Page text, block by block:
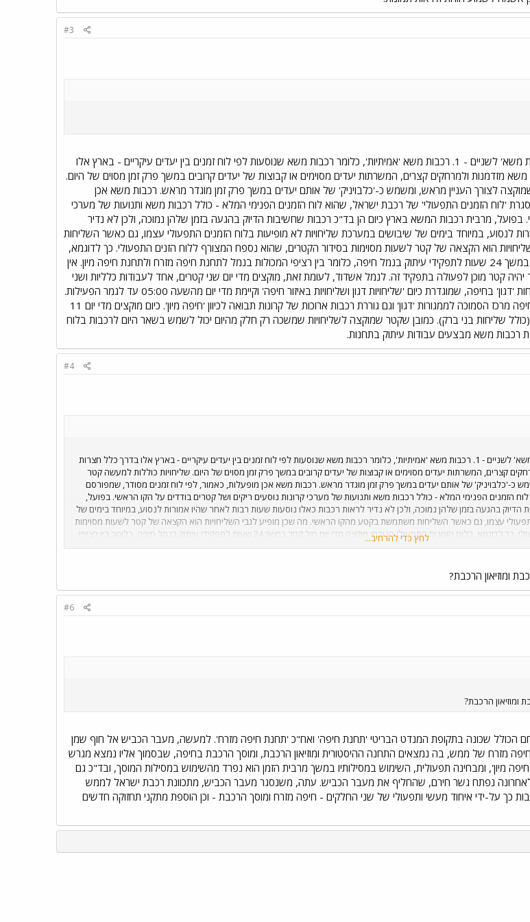
#3
בשביל לענות עלשאלתך, עלי לחלק את המושג 'רכבות משא' לשניים - 1. רכבות משא 'אמיתיות', כלומר רכבות משא שנוסעות לפי לוח זמנים בין יעדים עיקריים - בארץ אלו
- אלו הן רכבות משא מזדמנות ולמרחקים קצרים, המשרתות יעדים מסוימים או קבוצות של יעדים קרובים במשך פרק זמן מסוים של היום.
לצורך העניין מראש, ומשמש כ-'כלבויניק' של אותם יעדים במשך פרק זמן מוגדר מראש. רכבות משא אכן
'לוח הזמנים התפעולי' של רכבת ישראל, שהוא לוח הזמנים הפנימי המלא - כולל רכבות משא ותנועות של מערכי
בפועל, מרבית רכבות המשא בארץ כיום הן בד"כ רכבות שחשיבות הדיוק בהגעה בזמן שלהן נמוכה, ולכן לא נדיר
לנסוע, במיוחד בימים של שיבושים במערכת שליחויות לא מופיעות בלוח הזמנים התפעולי עצמו, גם כאשר השליחות
הוא הקצאה של קטר לשעות מסוימות בסידור הקטרים, שהוא נספח המצורף ללוח הזנים התפעולי. כך לדוגמא,
בלוח הזמנים התפעולי הנוכחי מוקצה מדי יום חול קטר במשך 24 שעות לתפקידי עיתוק בנמל חיפה, כלומר בין רציפי המכולות בנמל לתחנת חיפה מזרח ולתחנת חיפה מיון. אין
קטר מוכן לפעולה בתפקיד זה. לנמל אשדוד, לעומת זאת, מוקצים מדי יום שני קטרים, אחד לעבודות כלליות ושני
לטיפול ברכבות מחצבים. שליחות שונה למדי היא שליחות 'דגון' בחיפה, שמוגדרת כיום 'שליחויות דגון ושליחויות באיזור חיפה' וקיימת מדי יום מהשעה 05:00 עד לגמר הפעילות.
את השליחות הזאת תראו מתרוצצת די הרבה בתחנת חיפה מרכז הסמוכה לממגורות 'דגון' וגם גוררת רכבות ארוכות של קרונות תבואה לכיוון 'חיפה מיון'. כיום מוקצים מדי יום 11
(כולל שליחות בני ברק). כמובן שקטר שמוקצה לשליחויות שמשכה רק חלק מהיום יכול לשמש בשאר היום לרכבות בלוח
רכבות משא מבצעים עבודות עיתוק בתחנות.
#4
בשביל לענות עלשאלתך, עלי לחלק את המושג 'רכבות משא' לשניים - 1. רכבות משא 'אמיתיות', כלומר רכבות משא שנוסעות לפי לוח זמנים בין יעדים עיקריים - בארץ אלו בדרך כלל חצרות
ולמרחקים קצרים, המשרתות יעדים מסוימים או קבוצות של יעדים קרובים במשך פרק זמן מסוים של היום. שליחויות כוללות למעשה קטר
כ-'כלבויניק' של אותם יעדים במשך פרק זמן מוגדר מראש. רכבות משא אכן מופעלות, כאמור, לפי לוח זמנים מסודר, שמפורסם
הזמנים הפנימי המלא - כולל רכבות משא ותנועות של מערכי קרונות נוסעים ריקים ושל קטרים בודדים על הקו הראשי. בפועל,
בהגעה בזמן שלהן נמוכה, ולכן לא נדיר לראות רכבות כאלו נוסעות שעות רבות לאחר שהיו אמורות לנסוע, במיוחד בימים של
עצמו, גם כאשר השליחות משתמשת בקטע מהקו הראשי. מה שכן מופיע לגבי השליחויות הוא הקצאה של קטר לשעות מסוימות
בסידור הקטרים, שהוא נספח המצורף ללוח הזנים התפעולי. כך לדוגמא, בלוח הזמנים התפעולי הנוכחי מוקצה מדי יום חול קטר במשך 24 שעות לתפקידי עיתוק בנמל חיפה, כלומר בין רציפי
זה אומר שתראו את הקטר מתרוצץ כל היום, אולם תמיד יהיה קטר מוכן לפעולה בתפקיד זה. לנמל אשדוד, לעומת זאת, מוקצים מדי
שליחות שונה למדי היא שליחות 'דגון' בחיפה, שמוגדרת כיום 'שליחויות דגון ושליחויות באיזור חיפה' וקיימת מדי יום מהשעה
די הרבה בתחנת חיפה מרכז הסמוכה לממגורות 'דגון' וגם גוררת רכבות ארוכות של קרונות תבואה לכיוון 'חיפה מיון'. כיום מוקצים
באיזור הדרום (כולל שליחות בני ברק). כמובן שקטר שמוקצה לשליחויות שמשכה רק חלק מהיום יכול לשמש בשאר היום לרכבות בלוח
משא מבצעים עבודות עיתוק בתחנות.
לחץ כדי להרחיב...
ומוזיאון הרכבת?
#6
הרכבת?
הכולל שכונה בתקופת המנדט הבריטי 'תחנת חיפה' ואח"כ 'תחנת חיפה מזרח'. למעשה, מעבר הכביש אל חוף שמן
מזרח של ממש, בה נמצאים התחנה ההיסטורית ומוזיאון הרכבת, ומוסך הרכבת בחיפה, שבסמוך אליו נמצא מגרש
מיון', ומבחינה תפעולית, השימוש במסילותיו במשך מרבית הזמן הוא נפרד מהשימוש במסילות המוסך, ובד"כ גם
נפתח גשר חירם, שהחליף את מעבר הכביש. עתה, משנסגר מעבר הכביש, מתכוונת רכבת ישראל לממש
כך על-ידי איחוד מעשי ותפעולי של שני החלקים - חיפה מזרח ומוסך הרכבת - וכן הוספת מתקני תחזוקה חדשים